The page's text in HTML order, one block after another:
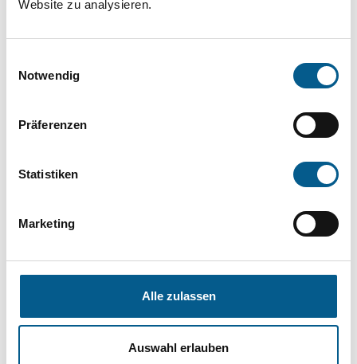
Website zu analysieren.
Notwendig
Präferenzen
Statistiken
Marketing
Alle zulassen
Auswahl erlauben
können durch die Wahl von Bereichen oder
Suchen
Themen: Wohlfahrtswesen
Themen: Gesundheitswesen
Themen: Wohltätige Zwecke
Themen: Bürgerschaftliches Engagement